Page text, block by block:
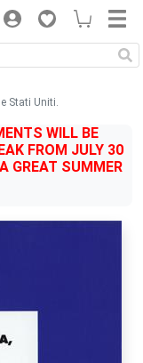
Stati Uniti.
WILL BE
FROM JULY 30
GREAT SUMMER